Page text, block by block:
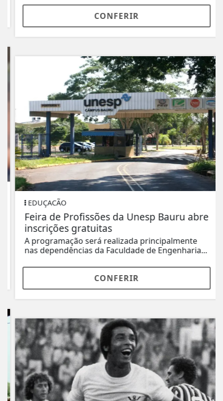
CONFERIR
EDUÇACÃO
Feira de Profissões da Unesp Bauru abre
inscrições gratuitas
A programação será realizada principalmente
nas dependências da Faculdade de Engenharia...
CONFERIR